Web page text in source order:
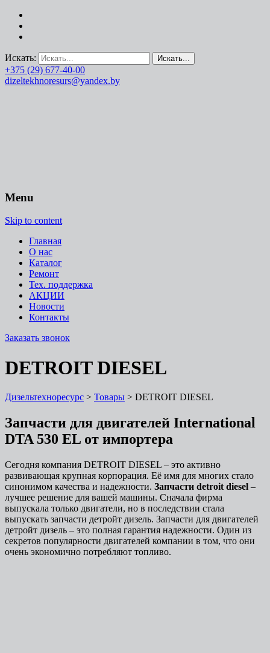
Искать:
+375 (29) 677-40-00
dizeltekhnoresurs@yandex.by
Menu
Skip to content
Главная
О нас
Каталог
Ремонт
Тех. поддержка
АКЦИИ
Новости
Контакты
Заказать звонок
DETROIT DIESEL
Дизельтехноресурс > Товары > DETROIT DIESEL
Запчасти для двигателей International
DTA 530 EL от импортера
Сегодня компания DETROIT DIESEL – это активно
развивающая крупная корпорация. Её имя для многих стало
синонимом качества и надежности. Запчасти detroit diesel –
лучшее решение для вашей машины. Сначала фирма
выпускала только двигатели, но в последствии стала
выпускать запчасти детройт дизель. Запчасти для двигателей
детройт дизель – это полная гарантия надежности. Один из
секретов популярности двигателей компании в том, что они
очень экономично потребляют топливо.